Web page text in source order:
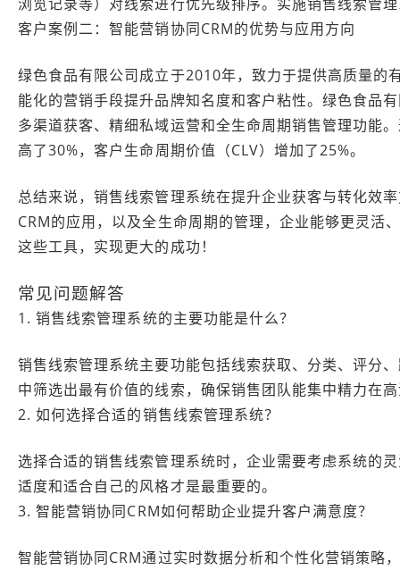
客户案例二：智能营销协同CRM的优势与应用方向
绿色食品有限公司成立于2010年，致力于提供高质量的
能化的营销手段提升品牌知名度和客户粘性。绿色食品
多渠道获客、精细私域运营和全生命周期销售管理功能
高了30%，客户生命周期价值（CLV）增加了25%。
总结来说，销售线索管理系统在提升企业获客与转化效
CRM的应用，以及全生命周期的管理，企业能够更灵活
这些工具，实现更大的成功！
常见问题解答
1. 销售线索管理系统的主要功能是什么？
销售线索管理系统主要功能包括线索获取、分类、评分
中筛选出最有价值的线索，确保销售团队能集中精力在
2. 如何选择合适的销售线索管理系统？
选择合适的销售线索管理系统时，企业需要考虑系统的
适度和适合自己的风格才是最重要的。
3. 智能营销协同CRM如何帮助企业提升客户满意度？
智能营销协同CRM通过实时数据分析和个性化营销策略